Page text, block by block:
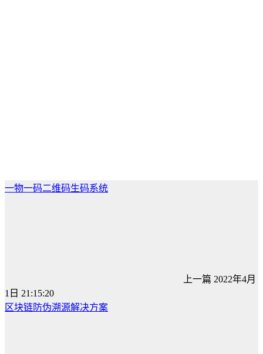
一物一码二维码生码系统
上一篇 2022年4月
1日 21:15:20
区块链防伪溯源解决方案